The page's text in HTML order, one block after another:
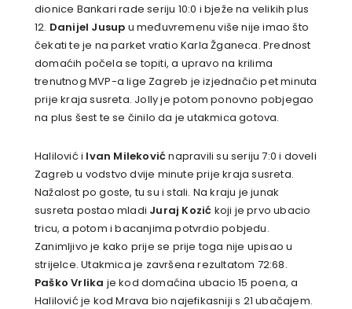
dionice Bankari rade seriju 10:0 i bježe na velikih plus
12. Danijel Jusup u međuvremenu više nije imao što
čekati te je na parket vratio Karla Žganeca. Prednost
domaćih počela se topiti, a upravo na krilima
trenutnog MVP-a lige Zagreb je izjednačio pet minuta
prije kraja susreta. Jolly je potom ponovno pobjegao
na plus šest te se činilo da je utakmica gotova.
Halilović i Ivan Milekovićnapravili su seriju 7:0 i doveli
Zagreb u vodstvo dvije minute prije kraja susreta.
Nažalost po goste, tu su i stali. Na kraju je junak
susreta postao mladi Juraj Kozić koji je prvo ubacio
tricu, a potom i bacanjima potvrdio pobjedu.
Zanimljivo je kako prije se prije toga nije upisao u
strijelce. Utakmica je završena rezultatom 72:68.
Paško Vrlika je kod domaćina ubacio 15 poena, a
Halilović je kod Mrava bio najefikasniji s 21 ubačajem.